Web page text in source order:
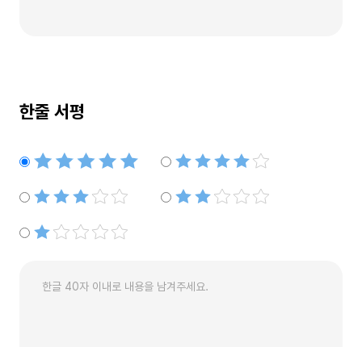
한줄 서평
별점5개 별점4개
별점3개 별점2개
별점1개